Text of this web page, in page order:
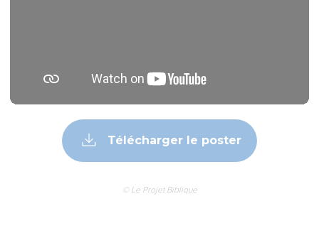
Télécharger le poster
© Le Projet Biblique